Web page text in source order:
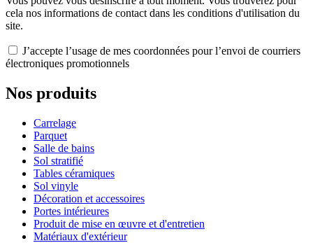
cela nos informations de contact dans les conditions d'utilisation du
site.
J’accepte l’usage de mes coordonnées pour l’envoi de courriers
électroniques promotionnels
Nos produits
Carrelage
Parquet
Salle de bains
Sol stratifié
Tables céramiques
Sol vinyle
Décoration et accessoires
Portes intérieures
Produit de mise en œuvre et d'entretien
Matériaux d'extérieur